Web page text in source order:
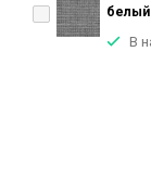
белый
В